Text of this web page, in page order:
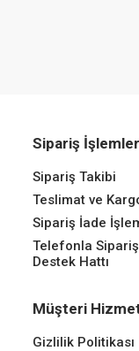
Sipariş
Sipariş Takibi
Teslimat ve
Sipariş İade
Telefonla
Destek Hattı
Müşteri
Gizlilik Politikası